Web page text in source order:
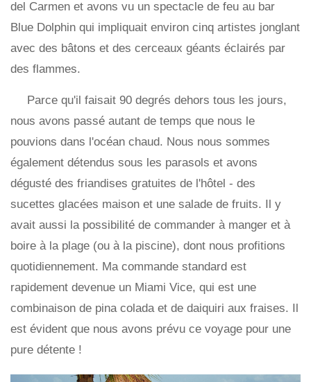
del Carmen et avons vu un spectacle de feu au bar
Blue Dolphin qui impliquait environ cinq artistes jonglant
avec des bâtons et des cerceaux géants éclairés par
des flammes.
Parce qu'il faisait 90 degrés dehors tous les jours,
nous avons passé autant de temps que nous le
pouvions dans l'océan chaud. Nous nous sommes
également détendus sous les parasols et avons
dégusté des friandises gratuites de l'hôtel - des
sucettes glacées maison et une salade de fruits. Il y
avait aussi la possibilité de commander à manger et à
boire à la plage (ou à la piscine), dont nous profitions
quotidiennement. Ma commande standard est
rapidement devenue un Miami Vice, qui est une
combinaison de pina colada et de daiquiri aux fraises. Il
est évident que nous avons prévu ce voyage pour une
pure détente !